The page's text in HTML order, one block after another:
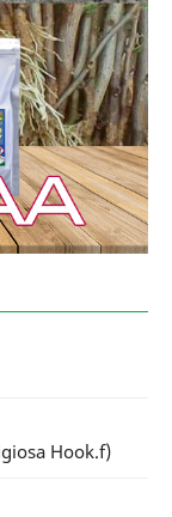
Hook.f)